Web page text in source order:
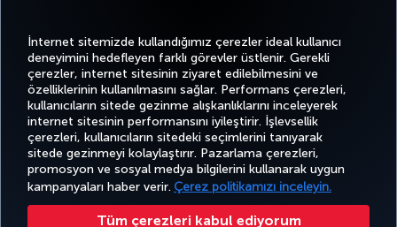
İnternet sitemizde kullandığımız çerezler ideal kullanıcı
deneyimini hedefleyen farklı görevler üstlenir. Gerekli
çerezler, internet sitesinin ziyaret edilebilmesini ve
özelliklerinin kullanılmasını sağlar. Performans çerezleri,
kullanıcıların sitede gezinme alışkanlıklarını inceleyerek
internet sitesinin performansını iyileştirir. İşlevsellik
çerezleri, kullanıcıların sitedeki seçimlerini tanıyarak
sitede gezinmeyi kolaylaştırır. Pazarlama çerezleri,
promosyon ve sosyal medya bilgilerini kullanarak uygun
kampanyaları haber verir. Çerez politikamızı inceleyin.
Tüm çerezleri kabul ediyorum
Detaylı bilgi
TwitterFacebook
Instagram
YoutubeLinkedIn
TiktokBlogPinterest
BİLET
AL VE
YÖNET
DENEYİM
FIRSATLAR
VE UÇUŞ
NOKTALARI
YARDIM
TURKISH
AIRLINES
HOLIDAYS
MILES&SMILES